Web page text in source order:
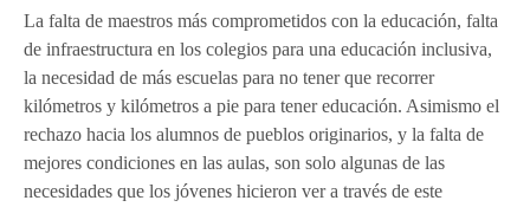
La falta de maestros más comprometidos con la educación, falta
de infraestructura en los colegios para una educación inclusiva,
la necesidad de más escuelas para no tener que recorrer
kilómetros y kilómetros a pie para tener educación. Asimismo el
rechazo hacia los alumnos de pueblos originarios, y la falta de
mejores condiciones en las aulas, son solo algunas de las
necesidades que los jóvenes hicieron ver a través de este